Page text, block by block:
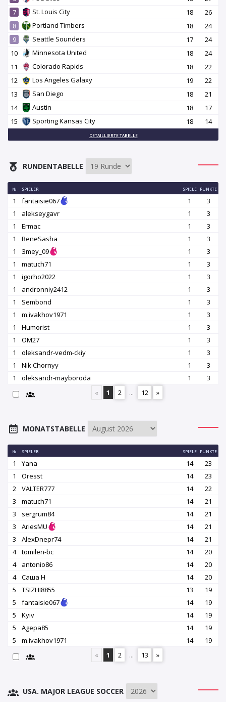
7
St. Louis City 18
26
8
Portland Timbers 18
24
9
Seattle Sounders 17
24
10
Minnesota United 18
24
11
Colorado Rapids 18
22
12
Los Angeles Galaxy 19
22
13
San Diego 18
21
14
Austin 18
17
15
Sporting Kansas City 18 14
DETAILLIERTE TABELLE
RUNDENTABELLE
№ SPIELER SPIELE PUNKTE
1 fantaisie067 1
3
1
alekseygavr 1
3
1
Ermac 1
3
1
ReneSasha 1
3
1
Зmey_09 1
3
1
matuch71 1
3
1
igorho2022 1
3
1
andronniy2412 1
3
1
Sembond 1
3
1
m.ivakhov1971 1
3
1
Humorist 1
3
1
OM27 1
3
1
oleksandr-vedm-ckiy 1
3
1
Nik Chornyy 1
3
1
oleksandr-mayboroda 1
3
«
1 2 ... 12 »
MONATSTABELLE
№ SPIELER SPIELE PUNKTE
1 Yana 14
23
1
Oresst 14
23
2
VALTER777 14
22
3
matuch71 14
21
3
sergrum84 14
21
3
AriesMU 14
21
3
AlexDnepr74 14
21
4
tomilen-bc 14
20
4
antonio86 14
20
4
Саша Н 14
20
5
TSIZHI8855 13
19
5
fantaisie067 14
19
5
Kyiv 14
19
5
Agepa85 14
19
5
m.ivakhov1971 14
19
«
1 2 ... 13 »
USA. MAJOR LEAGUE SOCCER